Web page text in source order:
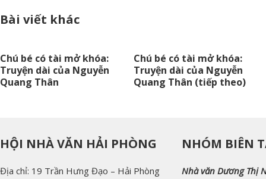
Bài viết khác
Chú bé có tài mở khóa:
Truyện dài của Nguyễn
Quang Thân
Chú bé có tài mở khóa:
Truyện dài của Nguyễn
Quang Thân (tiếp theo)
HỘI NHÀ VĂN HẢI PHÒNG
Địa chỉ: 19 Trần Hưng Đạo – Hải Phòng
NHÓM BIÊN
Nhà văn Dương Thị